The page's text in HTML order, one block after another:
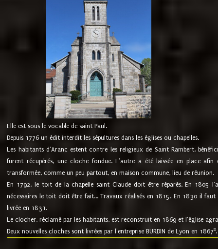
Elle est sous le vocable de saint Paul.
Depuis 1776 un édit interdit les sépultures dans les églises ou chapelles.
Les habitants d'Aranc estent contre les religieux de Saint Rambert,
furent récupérés, une cloche fondue. L'autre a été laissée en place
transformée, comme un peu partout, en maison commune, lieu de réunion.
En 1792, le toit de la chapelle saint Claude doit être réparés. En 1805
nécessaires le toit doit être fait... Travaux réalisés en 1815. En 1830 il
livrée en 1831.
Le clocher, réclamé par les habitants, est reconstruit en 1869 et l'église
Deux nouvelles cloches sont livrées par l'entreprise BURDIN de Lyon en 18678.